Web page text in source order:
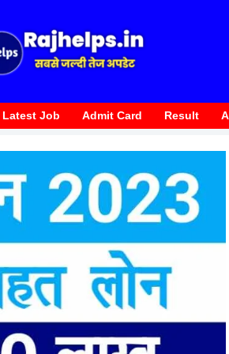
Latest Job Admit Card Result